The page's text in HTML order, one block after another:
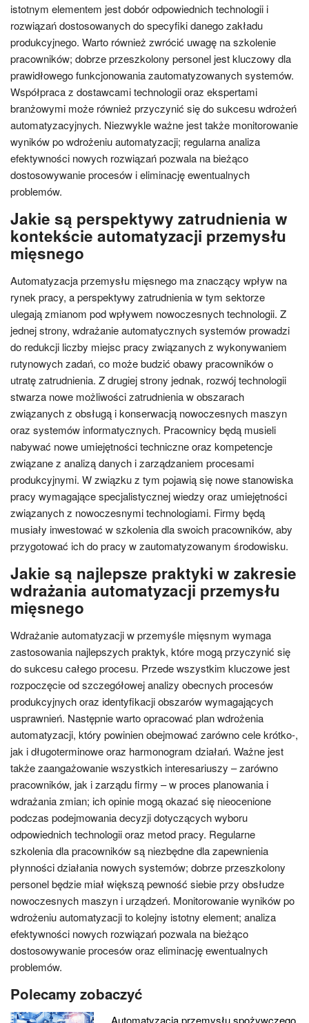
istotnym elementem jest dobór odpowiednich technologii i
rozwiązań dostosowanych do specyfiki danego zakładu
produkcyjnego. Warto również zwrócić uwagę na szkolenie
pracowników; dobrze przeszkolony personel jest kluczowy dla
prawidłowego funkcjonowania zautomatyzowanych systemów.
Współpraca z dostawcami technologii oraz ekspertami
branżowymi może również przyczynić się do sukcesu wdrożeń
automatyzacyjnych. Niezwykle ważne jest także monitorowanie
wyników po wdrożeniu automatyzacji; regularna analiza
efektywności nowych rozwiązań pozwala na bieżąco
dostosowywanie procesów i eliminację ewentualnych
problemów.
Jakie są perspektywy zatrudnienia w
kontekście automatyzacji przemysłu
mięsnego
Automatyzacja przemysłu mięsnego ma znaczący wpływ na
rynek pracy, a perspektywy zatrudnienia w tym sektorze
ulegają zmianom pod wpływem nowoczesnych technologii. Z
jednej strony, wdrażanie automatycznych systemów prowadzi
do redukcji liczby miejsc pracy związanych z wykonywaniem
rutynowych zadań, co może budzić obawy pracowników o
utratę zatrudnienia. Z drugiej strony jednak, rozwój technologii
stwarza nowe możliwości zatrudnienia w obszarach
związanych z obsługą i konserwacją nowoczesnych maszyn
oraz systemów informatycznych. Pracownicy będą musieli
nabywać nowe umiejętności techniczne oraz kompetencje
związane z analizą danych i zarządzaniem procesami
produkcyjnymi. W związku z tym pojawią się nowe stanowiska
pracy wymagające specjalistycznej wiedzy oraz umiejętności
związanych z nowoczesnymi technologiami. Firmy będą
musiały inwestować w szkolenia dla swoich pracowników, aby
przygotować ich do pracy w zautomatyzowanym środowisku.
Jakie są najlepsze praktyki w zakresie
wdrażania automatyzacji przemysłu
mięsnego
Wdrażanie automatyzacji w przemyśle mięsnym wymaga
zastosowania najlepszych praktyk, które mogą przyczynić się
do sukcesu całego procesu. Przede wszystkim kluczowe jest
rozpoczęcie od szczegółowej analizy obecnych procesów
produkcyjnych oraz identyfikacji obszarów wymagających
usprawnień. Następnie warto opracować plan wdrożenia
automatyzacji, który powinien obejmować zarówno cele krótko-,
jak i długoterminowe oraz harmonogram działań. Ważne jest
także zaangażowanie wszystkich interesariuszy – zarówno
pracowników, jak i zarządu firmy – w proces planowania i
wdrażania zmian; ich opinie mogą okazać się nieocenione
podczas podejmowania decyzji dotyczących wyboru
odpowiednich technologii oraz metod pracy. Regularne
szkolenia dla pracowników są niezbędne dla zapewnienia
płynności działania nowych systemów; dobrze przeszkolony
personel będzie miał większą pewność siebie przy obsłudze
nowoczesnych maszyn i urządzeń. Monitorowanie wyników po
wdrożeniu automatyzacji to kolejny istotny element; analiza
efektywności nowych rozwiązań pozwala na bieżąco
dostosowywanie procesów oraz eliminację ewentualnych
problemów.
Polecamy zobaczyć
Automatyzacja przemysłu spożywczego